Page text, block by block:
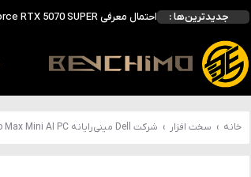
جدیدترین‌ها :
احتمال معرفی GeForce RTX 5070 SUPER با حافظه 18 گیگابایتی؛ ارتقای محسوس نسبت به مدل استاندارد
بالاخره سنسور Hotspot کارت‌های RTX 50 ظاهر شد؛ HWMonitor 1.65 تنها نماینده نمایش نیست
خانه › سخت افزار › شرکت Dell مینی‌رایانه Dell Pro Max Mini AI PC را عرضه کرد